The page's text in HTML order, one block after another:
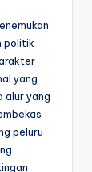
politik
yang
alur yang
peluru